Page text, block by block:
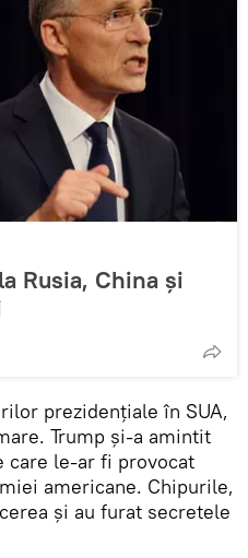
Rusia, China și
prezidențiale în SUA,
Trump și-a amintit
care le-ar fi provocat
americane. Chipurile,
și au furat secretele